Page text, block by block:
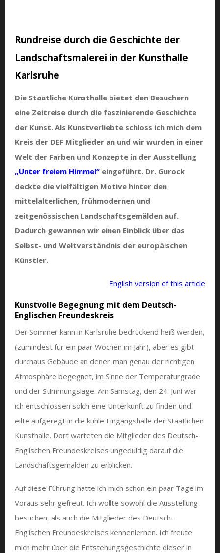
Rundreise durch die Geschichte der
Landschaftsmalerei in der Kunsthalle
Karlsruhe
Die Staatliche Kunsthalle bietet den Besuchern
eine Zeitreise durch die faszinierende Geschichte
der Kunst. Als Kunstverliebte schloss ich mich dem
Kreis der DEF Mitglieder an und wir wurden in einer
Welt der Farben und Konzepte in der Ausstellung
„Unter freiem Himmel“ eingeführt. Dr. Gurock
deckte die vielfältigen Motive hinter den
mittelalterlichen, frühmodernen und
zeitgenössischen Landschaftsgemälden auf.
Dadurch gewannen wir einen Einblick über das
Selbst- und Weltverständnis der europäischen
Künstler.
English version of this article
Kunstvolle Begegnung mit dem Deutsch-
Englischen Freundeskreis
Der Sommer kann in Karlsruhe bedrückend heiß werden,
(zumindest für ein paar Wochen im Jahr), aber es gibt
durchaus Gebäude an denen man genau der richtigen
Atmosphäre begegnet, im Sinne der Temperaturgrade
und der Stimmungslage. Am Samstag, den 24. Juni war
ich entschlossen solch eine Unterkunft zu finden und
eilte aufgeregt in die kühle Eingangshalle der Staatlichen
Kunsthalle. Dort warteten die Mitglieder des Deutsch-
Englischen Freundeskreises ungeduldig darauf die
Landschaftsgemälden zu erblicken.
Auf diese Führung hatte ich mich schon ein paar Tage im
Voraus sehr gefreut. Ich wollte sowohl die Ausstellung
besuchen, als auch die Mitglieder des Deutsch-
Englischen Freundeskreises kennenlernen. Ich freute
mich mehr über die Entstehungsgeschichte dieser in